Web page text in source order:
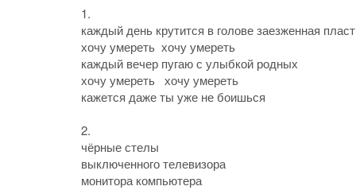
1.
каждый день крутится в голове заезженная
хочу умереть хочу умереть
каждый вечер пугаю с улыбкой родных
хочу умереть хочу умереть
кажется даже ты уже не боишься
2.
чёрные стелы
выключенного телевизора
монитора компьютера